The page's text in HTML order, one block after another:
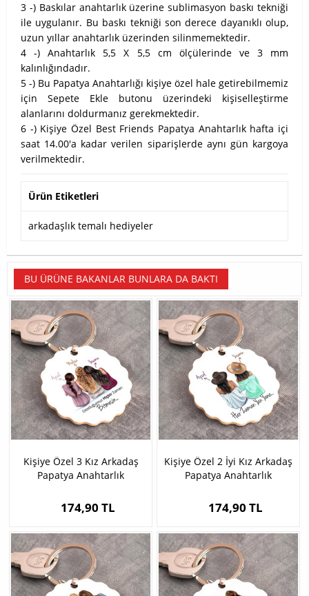
3 -) Baskılar anahtarlık üzerine sublimasyon baskı tekniği
ile uygulanır. Bu baskı tekniği son derece dayanıklı olup,
uzun yıllar anahtarlık üzerinden silinmemektedir.
4 -) Anahtarlık 5,5 X 5,5 cm ölçülerinde ve 3 mm
kalınlığındadır.
5 -) Bu Papatya Anahtarlığı kişiye özel hale getirebilmemiz
için Sepete Ekle butonu üzerindeki kişiselleştirme
alanlarını doldurmanız gerekmektedir.
6 -) Kişiye Özel Best Friends Papatya Anahtarlık hafta içi
saat 14.00'a kadar verilen siparişlerde aynı gün kargoya
verilmektedir.
Ürün Etiketleri
arkadaşlık temalı hediyeler
BU ÜRÜNE BAKANLAR BUNLARA DA BAKTI
Kişiye Özel 3 Kız Arkadaş
Papatya Anahtarlık
174,90 TL
Kişiye Özel 2 İyi Kız Arkadaş
Papatya Anahtarlık
174,90 TL